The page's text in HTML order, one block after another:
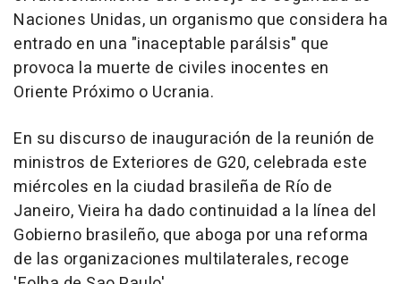
Naciones Unidas, un organismo que considera ha
entrado en una "inaceptable parálsis" que
provoca la muerte de civiles inocentes en
Oriente Próximo o Ucrania.
En su discurso de inauguración de la reunión de
ministros de Exteriores de G20, celebrada este
miércoles en la ciudad brasileña de Río de
Janeiro, Vieira ha dado continuidad a la línea del
Gobierno brasileño, que aboga por una reforma
de las organizaciones multilaterales, recoge